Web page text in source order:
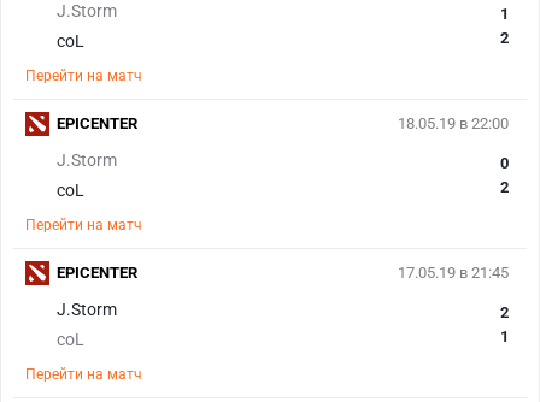
J.Storm
coL
1
2
Перейти на матч
18.05.19 в 22:00
J.Storm
coL
0
2
Перейти на матч
EPICENTER
17.05.19 в 21:45
J.Storm
coL
2
1
Перейти на матч
EPICENTER